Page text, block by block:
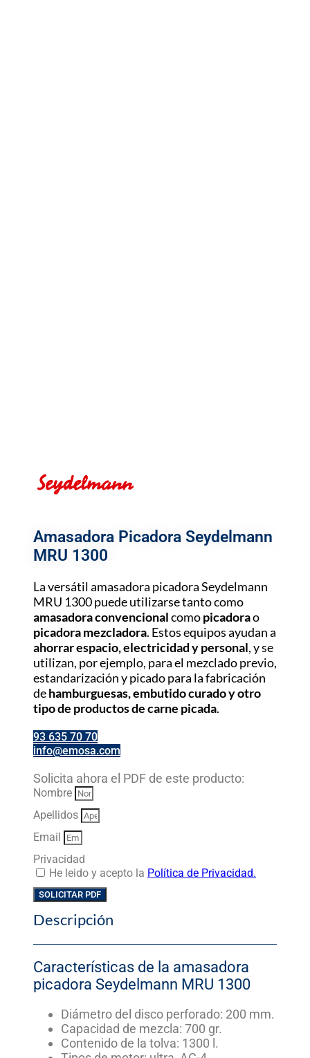
Amasadora Picadora Seydelmann
MRU 1300
La versátil amasadora picadora Seydelmann
MRU 1300 puede utilizarse tanto como
amasadora convencionalcomopicadorao
picadora mezcladora. Estos equipos ayudan a
ahorrar espacio, electricidad y personal, y se
utilizan, por ejemplo, para el mezclado previo,
estandarización y picado para la fabricación
dehamburguesas, embutido curado y otro
tipo de productos de carne picada.
93 635 70 70
info@emosa.com
Solicita ahora el PDF de este producto:
Nombre
Apellidos
Email
Privacidad
He leido y acepto la Política de Privacidad.
SOLICITAR PDF
Descripción
Características de la amasadora
picadora Seydelmann MRU 1300
Diámetro del disco perforado: 200 mm.
Capacidad de mezcla: 700 gr.
Contenido de la tolva: 1300 l.